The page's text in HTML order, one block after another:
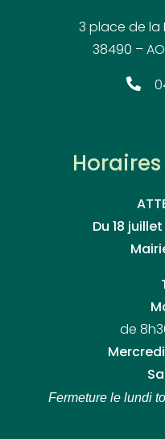
3 place de la
38490 –
Du 18
de
Fermeture le lundi